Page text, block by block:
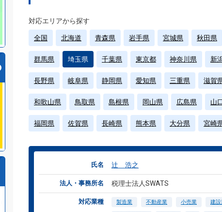
対応エリアから探す
全国 北海道 青森県 岩手県 宮城県 秋田県
群馬県 埼玉県 千葉県 東京都 神奈川県 新
長野県 岐阜県 静岡県 愛知県 三重県 滋賀
和歌山県 鳥取県 島根県 岡山県 広島県 山
福岡県 佐賀県 長崎県 熊本県 大分県 宮崎
氏名 辻 浩之
法人・事務所名 税理士法人SWATS
対応業種 製造業 不動産業 小売業 建設